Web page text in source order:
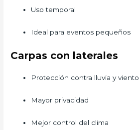
Uso temporal
Ideal para eventos pequeños
Carpas con laterales
Protección contra lluvia y viento
Mayor privacidad
Mejor control del clima